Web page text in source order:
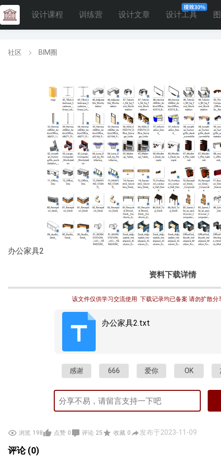
设计课程 训练营 设计文章 设计工具
社区 BIM圈
办公家具2
资料下载详情
该文件仅供学习交流使用  下载记录均已备案 请勿扩散分
办公家具2.txt
感谢 666 爱你 OK
浏览 198 点赞 0 评论 25 收藏 0 发布于2023-11-09
评论 (0)